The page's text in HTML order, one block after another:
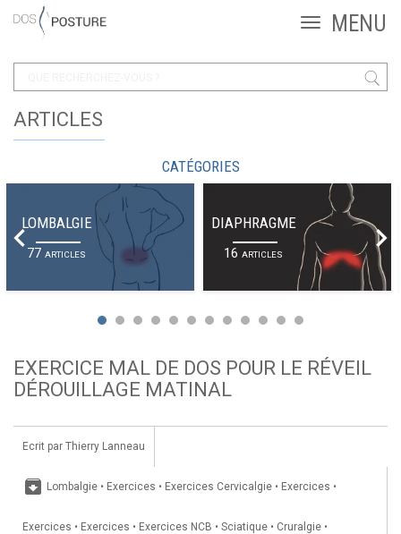
ARTICLES
CATÉGORIES
LOMBALGIE
77ARTICLES
DIAPHRAGME
16ARTICLES
EXERCICE MAL DE DOS POUR LE RÉVEIL
DÉROUILLAGE MATINAL
Ecrit par Thierry Lanneau
archive Lombalgie • Exercices • Exercices Cervicalgie • Exercices •
Exercices • Exercices • Exercices NCB • Sciatique • Cruralgie •